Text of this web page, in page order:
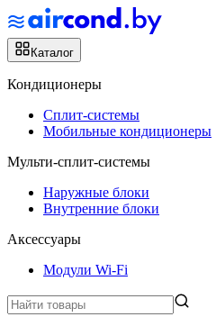
Каталог
Кондиционеры
Сплит-системы
Мобильные кондиционеры
Мульти-сплит-системы
Наружные блоки
Внутренние блоки
Аксессуары
Модули Wi-Fi